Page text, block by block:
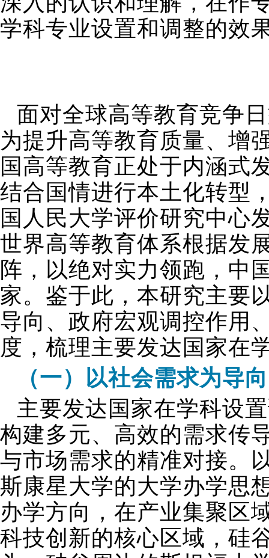
学科专业设置和调整的效
面对全球高等教育竞争
为提升高等教育质量、增
国高等教育正处于内涵式
结合国情进行本土化转型
国人民大学评价研究中心
世界高等教育体系根据发
阵，以绝对实力领跑，中
家。鉴于此，本研究主要
导向、政府宏观调控作用
度，梳理主要发达国家在
（一）以社会需求为导
主要发达国家在学科设
构建多元、高效的需求传
与市场需求的精准对接。
斯康星大学的大学办学思
办学方向，在产业集聚区
科技创新的核心区域，硅